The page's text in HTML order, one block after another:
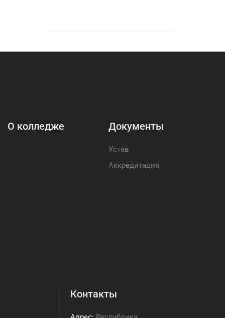
О колледже Документы
Устав
Аккредитация
Контакты